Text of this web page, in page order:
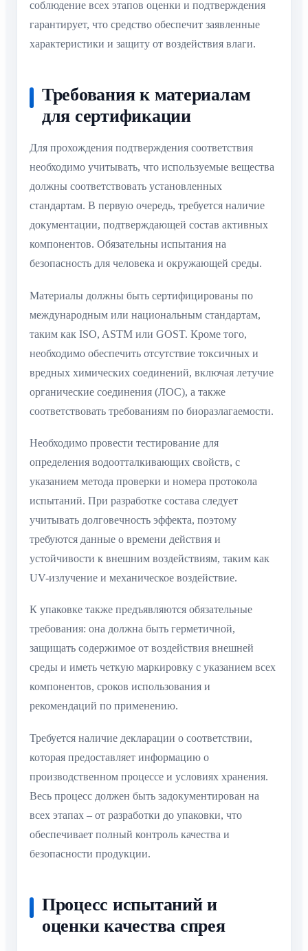
соблюдение всех этапов оценки и подтверждения
гарантирует, что средство обеспечит заявленные
характеристики и защиту от воздействия влаги.
Требования к материалам
для сертификации
Для прохождения подтверждения соответствия
необходимо учитывать, что используемые вещества
должны соответствовать установленных
стандартам. В первую очередь, требуется наличие
документации, подтверждающей состав активных
компонентов. Обязательны испытания на
безопасность для человека и окружающей среды.
Материалы должны быть сертифицированы по
международным или национальным стандартам,
таким как ISO, ASTM или GOST. Кроме того,
необходимо обеспечить отсутствие токсичных и
вредных химических соединений, включая летучие
органические соединения (ЛОС), а также
соответствовать требованиям по биоразлагаемости.
Необходимо провести тестирование для
определения водоотталкивающих свойств, с
указанием метода проверки и номера протокола
испытаний. При разработке состава следует
учитывать долговечность эффекта, поэтому
требуются данные о времени действия и
устойчивости к внешним воздействиям, таким как
UV-излучение и механическое воздействие.
К упаковке также предъявляются обязательные
требования: она должна быть герметичной,
защищать содержимое от воздействия внешней
среды и иметь четкую маркировку с указанием всех
компонентов, сроков использования и
рекомендаций по применению.
Требуется наличие декларации о соответствии,
которая предоставляет информацию о
производственном процессе и условиях хранения.
Весь процесс должен быть задокументирован на
всех этапах – от разработки до упаковки, что
обеспечивает полный контроль качества и
безопасности продукции.
Процесс испытаний и
оценки качества спрея